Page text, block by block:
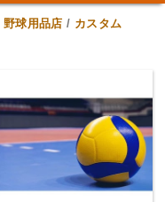
野球用品店 / カスタム